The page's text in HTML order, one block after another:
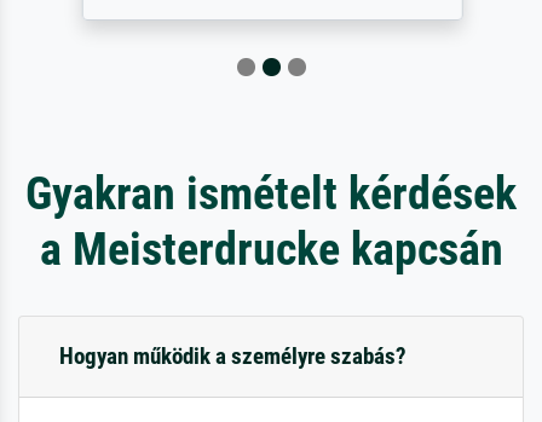
Gyakran ismételt kérdések
a Meisterdrucke kapcsán
Hogyan működik a személyre szabás?